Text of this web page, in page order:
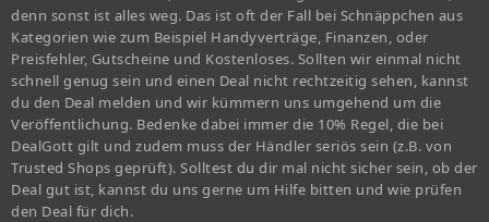
denn sonst ist alles weg. Das ist oft der Fall bei Schnäppchen aus
Kategorien wie zum Beispiel Handyverträge, Finanzen, oder
Preisfehler, Gutscheine und Kostenloses. Sollten wir einmal nicht
schnell genug sein und einen Deal nicht rechtzeitig sehen, kannst
du den Deal melden und wir kümmern uns umgehend um die
Veröffentlichung. Bedenke dabei immer die 10% Regel, die bei
DealGott gilt und zudem muss der Händler seriös sein (z.B. von
Trusted Shops geprüft). Solltest du dir mal nicht sicher sein, ob der
Deal gut ist, kannst du uns gerne um Hilfe bitten und wie prüfen
den Deal für dich.